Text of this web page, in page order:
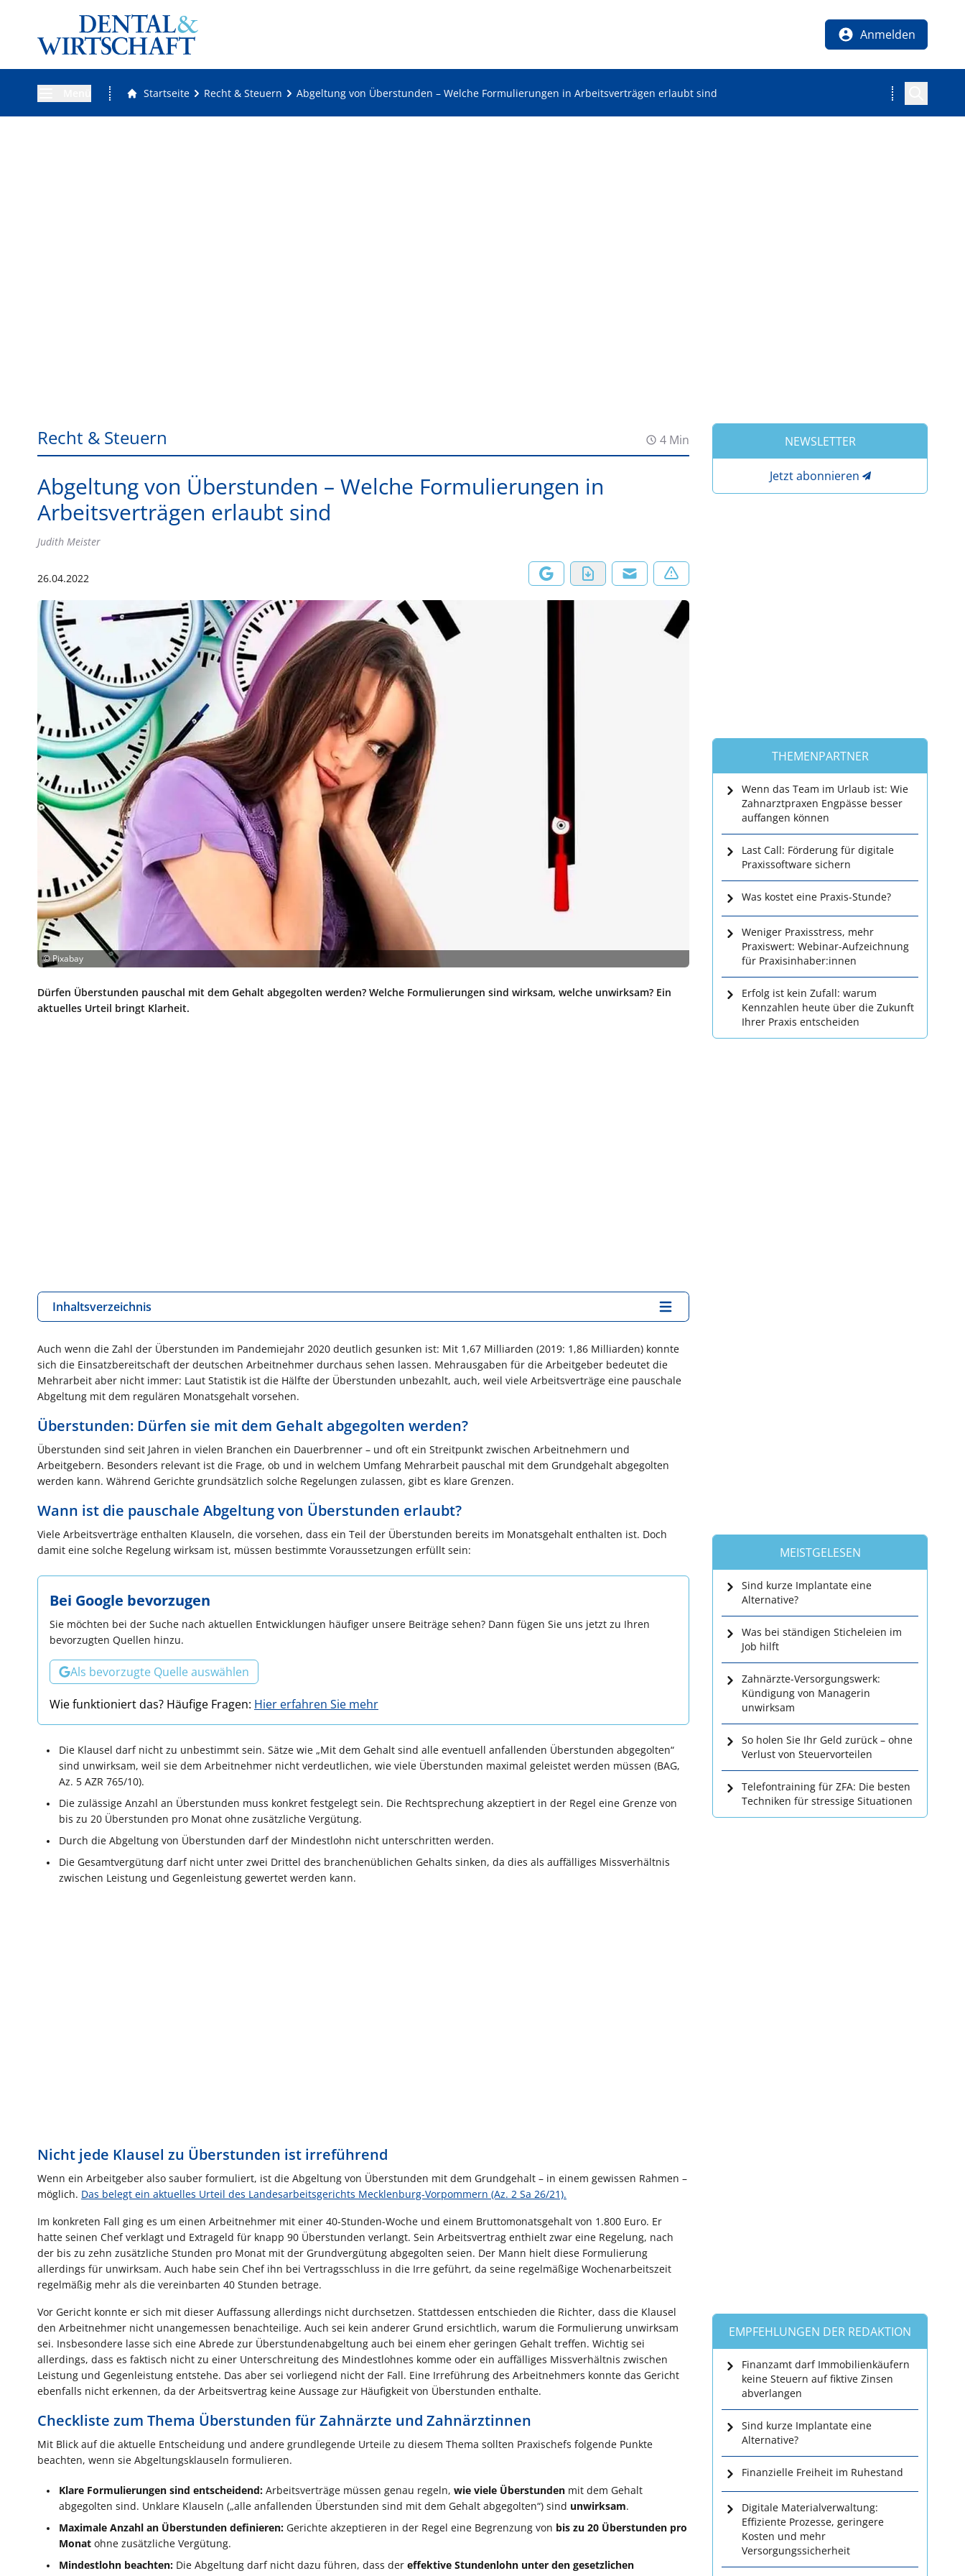
Anmelden
Startseite Recht & Steuern Abgeltung von Überstunden – Welche Formulierungen in Arbeitsverträgen erlaubt sind
Recht & Steuern 4 Min
Abgeltung von Überstunden – Welche Formulierungen in
Arbeitsverträgen erlaubt sind
Judith Meister
26.04.2022
©Pixabay
Dürfen Überstunden pauschal mit dem Gehalt abgegolten werden? Welche Formulierungen sind wirksam, welche unwirksam? Ein
aktuelles Urteil bringt Klarheit.
Inhaltsverzeichnis
Auch wenn die Zahl der Überstunden im Pandemiejahr 2020 deutlich gesunken ist: Mit 1,67 Milliarden (2019: 1,86 Milliarden) konnte
sich die Einsatzbereitschaft der deutschen Arbeitnehmer durchaus sehen lassen. Mehrausgaben für die Arbeitgeber bedeutet die
Mehrarbeit aber nicht immer: Laut Statistik ist die Hälfte der Überstunden unbezahlt, auch, weil viele Arbeitsverträge eine pauschale
Abgeltung mit dem regulären Monatsgehalt vorsehen.
Überstunden: Dürfen sie mit dem Gehalt abgegolten werden?
Überstunden sind seit Jahren in vielen Branchen ein Dauerbrenner – und oft ein Streitpunkt zwischen Arbeitnehmern und
Arbeitgebern. Besonders relevant ist die Frage, ob und in welchem Umfang Mehrarbeit pauschal mit dem Grundgehalt abgegolten
werden kann. Während Gerichte grundsätzlich solche Regelungen zulassen, gibt es klare Grenzen.
Wann ist die pauschale Abgeltung von Überstunden erlaubt?
Viele Arbeitsverträge enthalten Klauseln, die vorsehen, dass ein Teil der Überstunden bereits im Monatsgehalt enthalten ist. Doch
damit eine solche Regelung wirksam ist, müssen bestimmte Voraussetzungen erfüllt sein:
Bei Google bevorzugen
Sie möchten bei der Suche nach aktuellen Entwicklungen häufiger unsere Beiträge sehen? Dann fügen Sie uns jetzt zu Ihren
bevorzugten Quellen hinzu.
Als bevorzugte Quelle auswählen
Wie funktioniert das? Häufige Fragen: Hier erfahren Sie mehr
Die Klausel darf nicht zu unbestimmt sein. Sätze wie „Mit dem Gehalt sind alle eventuell anfallenden Überstunden abgegolten“
sind unwirksam, weil sie dem Arbeitnehmer nicht verdeutlichen, wie viele Überstunden maximal geleistet werden müssen (BAG,
Az. 5 AZR 765/10).
Die zulässige Anzahl an Überstunden muss konkret festgelegt sein. Die Rechtsprechung akzeptiert in der Regel eine Grenze von
bis zu 20 Überstunden pro Monat ohne zusätzliche Vergütung.
Durch die Abgeltung von Überstunden darf der Mindestlohn nicht unterschritten werden.
Die Gesamtvergütung darf nicht unter zwei Drittel des branchenüblichen Gehalts sinken, da dies als auffälliges Missverhältnis
zwischen Leistung und Gegenleistung gewertet werden kann.
Nicht jede Klausel zu Überstunden ist irreführend
Wenn ein Arbeitgeber also sauber formuliert, ist die Abgeltung von Überstunden mit dem Grundgehalt – in einem gewissen Rahmen –
möglich. Das belegt ein aktuelles Urteil des Landesarbeitsgerichts Mecklenburg-Vorpommern (Az. 2 Sa 26/21).
Im konkreten Fall ging es um einen Arbeitnehmer mit einer 40-Stunden-Woche und einem Bruttomonatsgehalt von 1.800 Euro. Er
hatte seinen Chef verklagt und Extrageld für knapp 90 Überstunden verlangt. Sein Arbeitsvertrag enthielt zwar eine Regelung, nach
der bis zu zehn zusätzliche Stunden pro Monat mit der Grundvergütung abgegolten seien. Der Mann hielt diese Formulierung
allerdings für unwirksam. Auch habe sein Chef ihn bei Vertragsschluss in die Irre geführt, da seine regelmäßige Wochenarbeitszeit
regelmäßig mehr als die vereinbarten 40 Stunden betrage.
Vor Gericht konnte er sich mit dieser Auffassung allerdings nicht durchsetzen. Stattdessen entschieden die Richter, dass die Klausel
den Arbeitnehmer nicht unangemessen benachteilige. Auch sei kein anderer Grund ersichtlich, warum die Formulierung unwirksam
sei. Insbesondere lasse sich eine Abrede zur Überstundenabgeltung auch bei einem eher geringen Gehalt treffen. Wichtig sei
allerdings, dass es faktisch nicht zu einer Unterschreitung des Mindestlohnes komme oder ein auffälliges Missverhältnis zwischen
Leistung und Gegenleistung entstehe. Das aber sei vorliegend nicht der Fall. Eine Irreführung des Arbeitnehmers konnte das Gericht
ebenfalls nicht erkennen, da der Arbeitsvertrag keine Aussage zur Häufigkeit von Überstunden enthalte.
Checkliste zum Thema Überstunden für Zahnärzte und Zahnärztinnen
Mit Blick auf die aktuelle Entscheidung und andere grundlegende Urteile zu diesem Thema sollten Praxischefs folgende Punkte
beachten, wenn sie Abgeltungsklauseln formulieren.
Klare Formulierungen sind entscheidend: Arbeitsverträge müssen genau regeln, wie viele Überstunden mit dem Gehalt
abgegolten sind. Unklare Klauseln („alle anfallenden Überstunden sind mit dem Gehalt abgegolten“) sind unwirksam.
Maximale Anzahl an Überstunden definieren: Gerichte akzeptieren in der Regel eine Begrenzung von bis zu 20 Überstunden pro
Monat ohne zusätzliche Vergütung.
Mindestlohn beachten: Die Abgeltung darf nicht dazu führen, dass der effektive Stundenlohn unter den gesetzlichen
NEWSLETTER
Jetzt abonnieren
THEMENPARTNER
Wenn das Team im Urlaub ist: Wie
Zahnarztpraxen Engpässe besser
auffangen können
Last Call: Förderung für digitale
Praxissoftware sichern
Was kostet eine Praxis-Stunde?
Weniger Praxisstress, mehr
Praxiswert: Webinar-Aufzeichnung
für Praxisinhaber:innen
Erfolg ist kein Zufall: warum
Kennzahlen heute über die Zukunft
Ihrer Praxis entscheiden
MEISTGELESEN
Sind kurze Implantate eine
Alternative?
Was bei ständigen Sticheleien im
Job hilft
Zahnärzte-Versorgungswerk:
Kündigung von Managerin
unwirksam
So holen Sie Ihr Geld zurück – ohne
Verlust von Steuervorteilen
Telefontraining für ZFA: Die besten
Techniken für stressige Situationen
EMPFEHLUNGEN DER REDAKTION
Finanzamt darf Immobilienkäufern
keine Steuern auf fiktive Zinsen
abverlangen
Sind kurze Implantate eine
Alternative?
Finanzielle Freiheit im Ruhestand
Digitale Materialverwaltung:
Effiziente Prozesse, geringere
Kosten und mehr
Versorgungssicherheit